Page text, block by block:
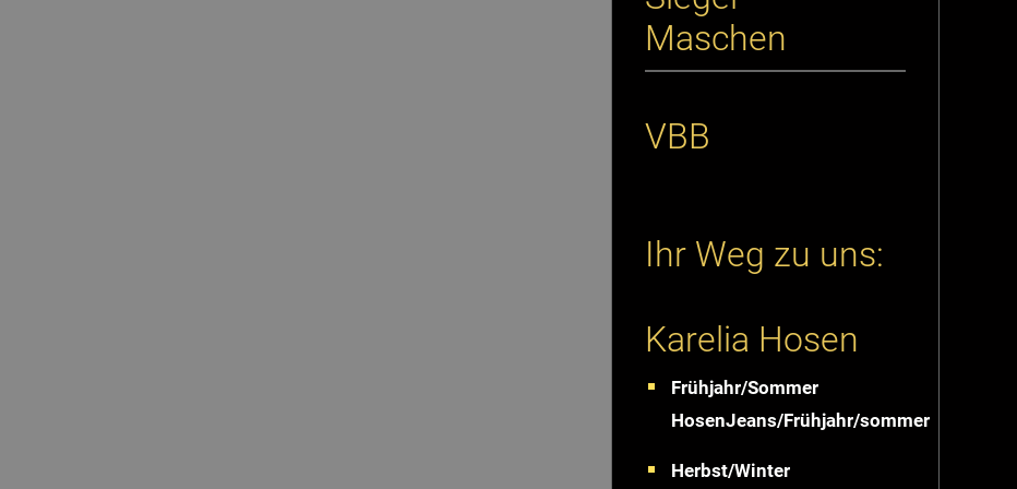
Maschen
VBB
Ihr Weg zu uns:
Karelia Hosen
Frühjahr/Sommer
HosenJeans/Frühjahr/sommer
Herbst/Winter